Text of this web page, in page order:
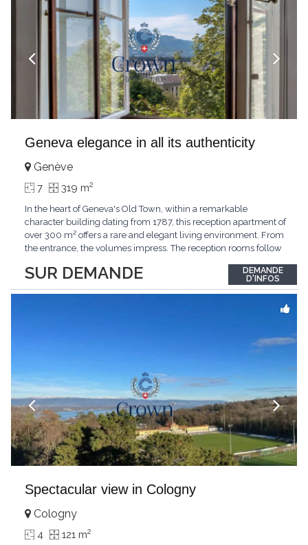
Geneva elegance in all its authenticity
SUR DEMANDE
Genève
7 319 m2
In the heart of Geneva's Old Town, within a remarkable
character building dating from 1787, this reception apartment of
over 300 m² offers a rare and elegant living environment. From
the entrance, the volumes impress. The reception rooms follow
period architecture. High ceilings, finely crafted stuccoes,
moldings, woodwork, old fireplaces,...
DEMANDE
D'INFOS
Spectacular view in Cologny
Cologny
4 121 m2